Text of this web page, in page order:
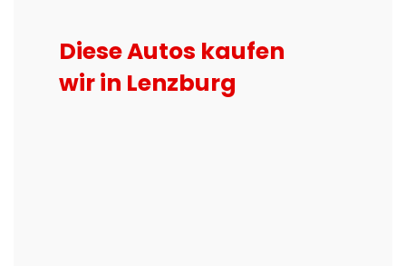
Diese Autos kaufen
wir in Lenzburg